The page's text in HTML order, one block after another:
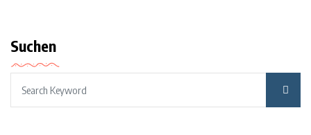
Suchen